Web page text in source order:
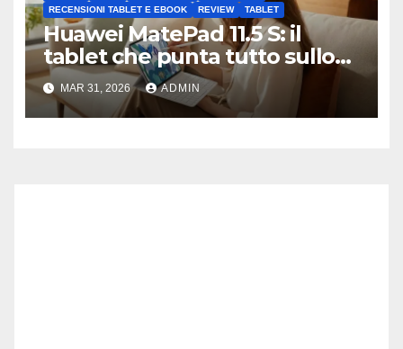
RECENSIONI TABLET E EBOOK
REVIEW TABLET
Huawei MatePad 11.5 S: il
tablet che punta tutto sullo
schermo (e fa bene)
Recensione
MAR 31, 2026 ADMIN